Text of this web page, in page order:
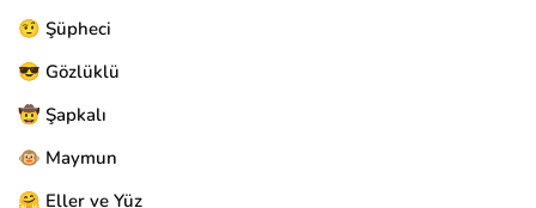
🤨 Şüpheci
😎 Gözlüklü
🤠 Şapkalı
🐵 Maymun
🤗 Eller ve Yüz